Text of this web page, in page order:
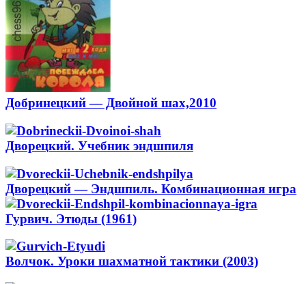
Добринецкий — Двойной шах,2010
Дворецкий. Учебник эндшпиля
Дворецкий — Эндшпиль. Комбинационная игра
Гурвич. Этюды (1961)
Волчок. Уроки шахматной тактики (2003)